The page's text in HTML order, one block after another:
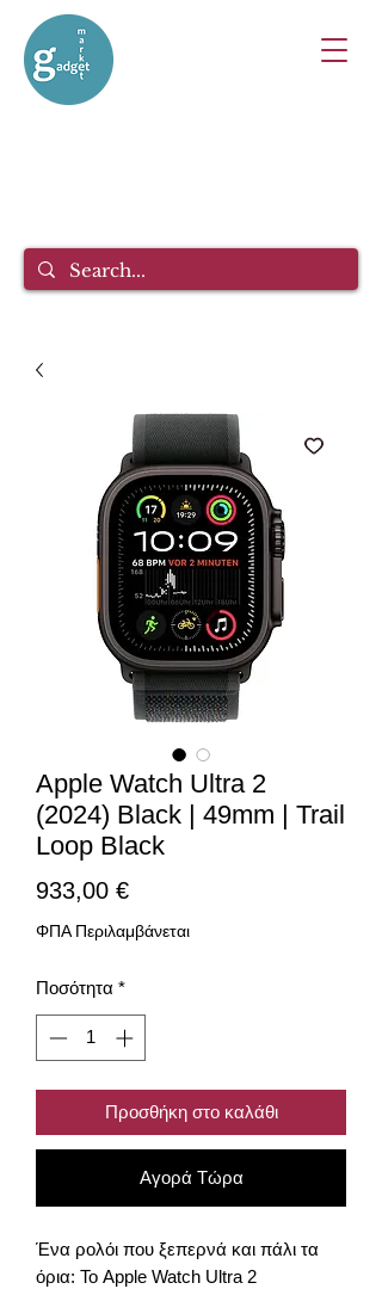
Apple Watch Ultra 2
(2024) Black | 49mm | Trail
Loop Black
933,00 €Τιμή
ΦΠΑ Περιλαμβάνεται
Ποσότητα *
Προσθήκη στο καλάθι
Αγορά Τώρα
Ένα ρολόι που ξεπερνά και πάλι τα
όρια: Το Apple Watch Ultra 2